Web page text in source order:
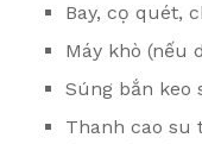
Bay, cọ quét,
Máy khò (nếu
Súng bắn keo
Thanh cao su